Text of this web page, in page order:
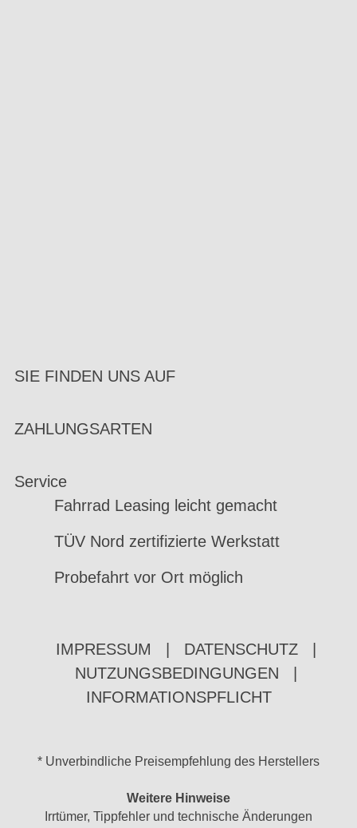
SIE FINDEN UNS AUF
ZAHLUNGSARTEN
Service
Fahrrad Leasing leicht gemacht
TÜV Nord zertifizierte Werkstatt
Probefahrt vor Ort möglich
IMPRESSUM DATENSCHUTZ
NUTZUNGSBEDINGUNGEN
INFORMATIONSPFLICHT
* Unverbindliche Preisempfehlung des Herstellers
Weitere Hinweise
Irrtümer, Tippfehler und technische Änderungen